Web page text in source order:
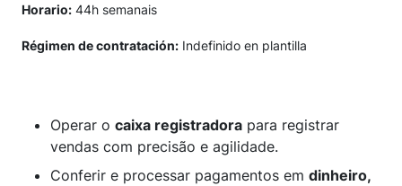
Horario: 44h semanais
Régimen de contratación: Indefinido en plantilla
Operar o caixa registradora para registrar
vendas com precisão e agilidade.
Conferir e processar pagamentos em dinheiro,